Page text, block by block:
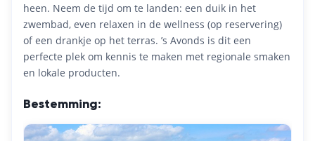
heen. Neem de tijd om te landen: een duik in het
zwembad, even relaxen in de wellness (op reservering)
of een drankje op het terras. ’s Avonds is dit een
perfecte plek om kennis te maken met regionale smaken
en lokale producten.
Bestemming: